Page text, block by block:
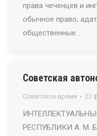
права чеченцев и
обычное право,
общественные…
Советская
Советское время 22
РЕСПУБЛИКИ А. М.